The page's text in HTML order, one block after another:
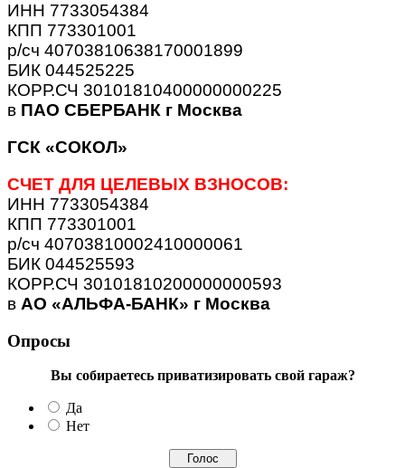
ИНН 7733054384
КПП 773301001
р/сч 40703810638170001899
БИК 044525225
КОРР.СЧ 30101810400000000225
в ПАО СБЕРБАНК г Москва
ГСК «СОКОЛ»
СЧЕТ ДЛЯ ЦЕЛЕВЫХ ВЗНОСОВ:
ИНН 7733054384
КПП 773301001
р/сч 40703810002410000061
БИК 044525593
КОРР.СЧ 30101810200000000593
в АО «АЛЬФА-БАНК» г Москва
Опросы
Вы собираетесь приватизировать свой гараж?
Да
Нет